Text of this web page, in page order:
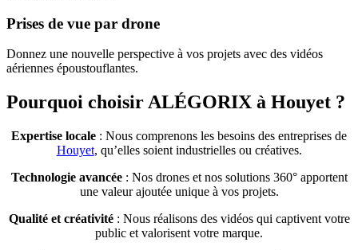
Prises de vue par drone
Donnez une nouvelle perspective à vos projets avec des vidéos
aériennes époustouflantes.
Pourquoi choisir ALÉGORIX à Houyet ?
Expertise locale : Nous comprenons les besoins des entreprises de
Houyet, qu’elles soient industrielles ou créatives.
Technologie avancée: Nos drones et nos solutions 360° apportent
une valeur ajoutée unique à vos projets.
Qualité et créativité: Nous réalisons des vidéos qui captivent votre
public et valorisent votre marque.